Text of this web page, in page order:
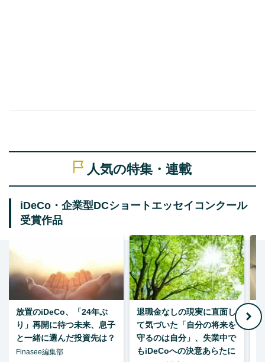
人気の特集・連載
iDeCo・企業型DCショートエッセイコンクール
受賞作品
放置のiDeCo、「24年ぶ
り」再開に待つ未来、息子
と一緒に選んだ投資先は？
Finasee編集部
退職金なしの現実に直面し
て気づいた「自分の将来を
守るのは自分」、失業中で
もiDeCoへの決意あらたに